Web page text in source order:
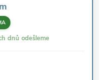
dnů odešleme